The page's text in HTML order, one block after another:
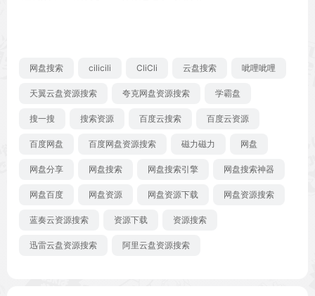
网盘搜索 cilicili CliCli 云盘搜索 呲哩呲哩
天翼云盘资源搜索 夸克网盘资源搜索 学霸盘
搜一搜 搜索资源 百度云搜索 百度云资源
百度网盘 百度网盘资源搜索 磁力磁力 网盘
网盘分享 网盘搜索 网盘搜索引擎 网盘搜索神器
网盘百度 网盘资源 网盘资源下载 网盘资源搜索
蓝奏云资源搜索 资源下载 资源搜索
迅雷云盘资源搜索 阿里云盘资源搜索